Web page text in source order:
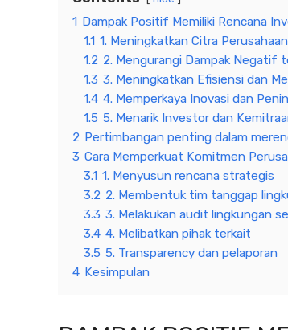
1 Dampak Positif Memiliki Rencana
1.1 1. Meningkatkan Citra Perusahaan
1.2 2. Mengurangi Dampak Negatif
1.3 3. Meningkatkan Efisiensi dan
1.4 4. Memperkaya Inovasi dan
1.5 5. Menarik Investor dan
2 Pertimbangan penting dalam
3 Cara Memperkuat Komitmen
3.1 1. Menyusun rencana strategis
3.2 2. Membentuk tim tanggap
3.3 3. Melakukan audit lingkungan
3.4 4. Melibatkan pihak terkait
3.5 5. Transparency dan pelaporan
4 Kesimpulan